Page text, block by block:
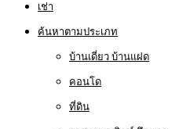
เช่า
ค้นหาตามประเภท
บ้านเดี่ยว บ้านแฝด
คอนโด
ที่ดิน